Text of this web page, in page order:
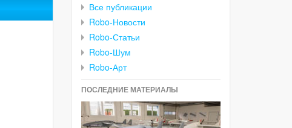
Все публикации
Robo-Новости
Robo-Статьи
Robo-Шум
Robo-Арт
ПОСЛЕДНИЕ МАТЕРИАЛЫ